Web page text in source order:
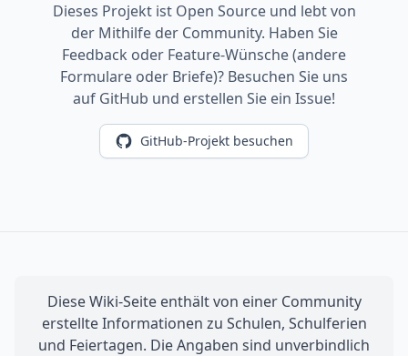
Dieses Projekt ist Open Source und lebt von
der Mithilfe der Community. Haben Sie
Feedback oder Feature-Wünsche (andere
Formulare oder Briefe)? Besuchen Sie uns
auf GitHub und erstellen Sie ein Issue!
GitHub-Projekt besuchen
Diese Wiki-Seite enthält von einer Community
erstellte Informationen zu Schulen, Schulferien
und Feiertagen. Die Angaben sind unverbindlich